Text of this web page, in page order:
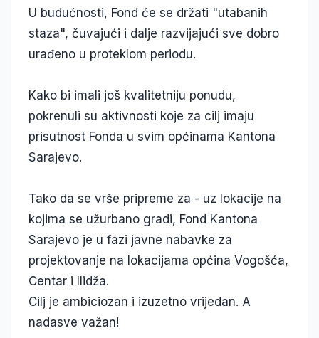
U budućnosti, Fond će se držati "utabanih
staza", čuvajući i dalje razvijajući sve dobro
urađeno u proteklom periodu.
Kako bi imali još kvalitetniju ponudu,
pokrenuli su aktivnosti koje za cilj imaju
prisutnost Fonda u svim općinama Kantona
Sarajevo.
Tako da se vrše pripreme za - uz lokacije na
kojima se užurbano gradi, Fond Kantona
Sarajevo je u fazi javne nabavke za
projektovanje na lokacijama općina Vogošća,
Centar i Ilidža.
Cilj je ambiciozan i izuzetno vrijedan. A
nadasve važan!